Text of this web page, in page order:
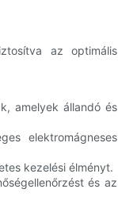
az optimális
amelyek állandó és
elektromágneses
kezelési élményt.
és az